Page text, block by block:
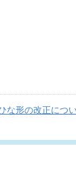
な形の改正につ